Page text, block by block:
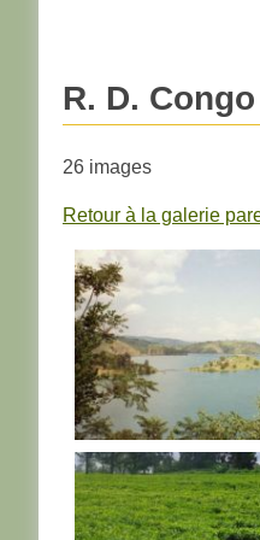
R. D.
26 images
Retour à la galerie
R. D. CONGO